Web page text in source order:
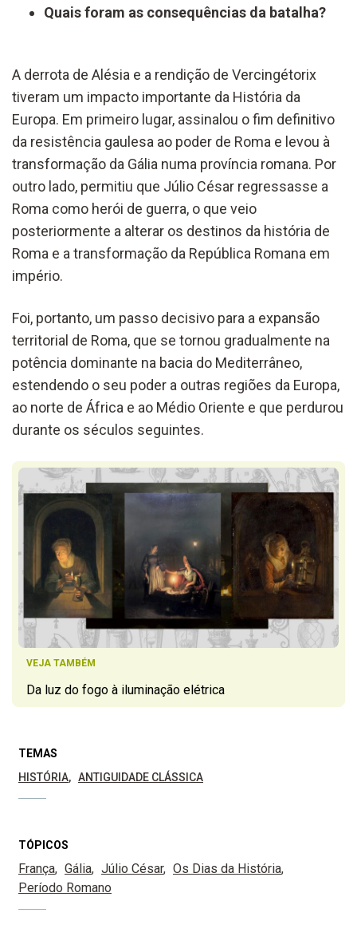
Quais foram as consequências da batalha?
A derrota de Alésia e a rendição de Vercingétorix
tiveram um impacto importante da História da
Europa. Em primeiro lugar, assinalou o fim definitivo
da resistência gaulesa ao poder de Roma e levou à
transformação da Gália numa província romana. Por
outro lado, permitiu que Júlio César regressasse a
Roma como herói de guerra, o que veio
posteriormente a alterar os destinos da história de
Roma e a transformação da República Romana em
império.
Foi, portanto, um passo decisivo para a expansão
territorial de Roma, que se tornou gradualmente na
potência dominante na bacia do Mediterrâneo,
estendendo o seu poder a outras regiões da Europa,
ao norte de África e ao Médio Oriente e que perdurou
durante os séculos seguintes.
VEJA TAMBÉM
Da luz do fogo à iluminação elétrica
TEMAS
HISTÓRIA
ANTIGUIDADE CLÁSSICA
TÓPICOS
França Gália Júlio César
Os Dias da História
Período Romano